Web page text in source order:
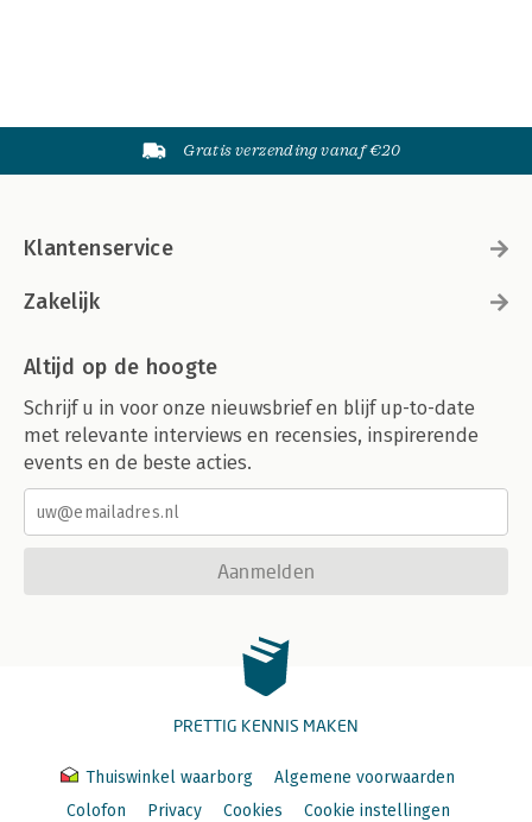
Gratis verzending vanaf €20
Klantenservice
Zakelijk
Altijd op de hoogte
Schrijf u in voor onze nieuwsbrief en blijf up-to-date
met relevante interviews en recensies, inspirerende
events en de beste acties.
Aanmelden
PRETTIG KENNIS MAKEN
Thuiswinkel waarborg
Algemene voorwaarden
Colofon
Privacy Cookies Cookie instellingen